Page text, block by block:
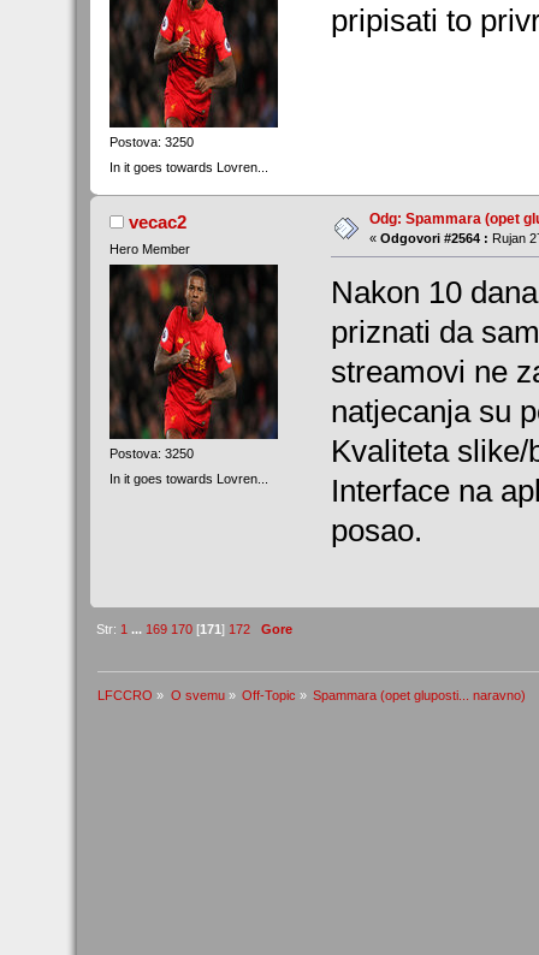
Postova: 3250
In it goes towards Lovren...
pripisati to
vecac2
Hero Member
Postova: 3250
In it goes towards Lovren...
Odg: Spammara (opet
« Odgovori #2564 : Rujan
Nakon 10
priznati da
streamovi ne
natjecanja su
Kvaliteta
Interface na
posao.
Str: 1 ... 169 170 [171] 172 Gore
LFCCRO » O svemu» Off-Topic » Spammara (opet gluposti... naravno)